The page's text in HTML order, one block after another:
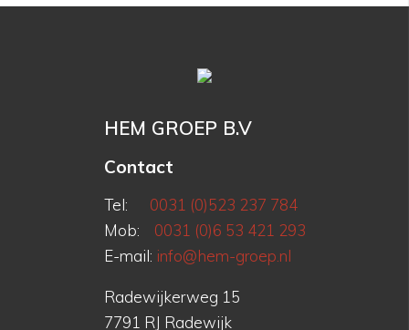
HEM GROEP B.V
Contact
Tel:
0031 (0)523 237 784
Mob: 0031 (0)6 53 421 293
E-mail: info@hem-groep.nl
Radewijkerweg 15
7791 RJ Radewijk